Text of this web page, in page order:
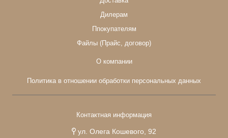
Дилерам
Ппокупателям
Файлы (Прайс, договор)
О компании
Политика в отношении обработки персональных данных
Контактная информация
ул. Олега Кошевого, 92